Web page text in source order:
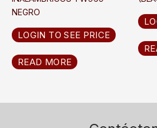
NEGRO
LOGIN TO SEE PRICE
READ MORE